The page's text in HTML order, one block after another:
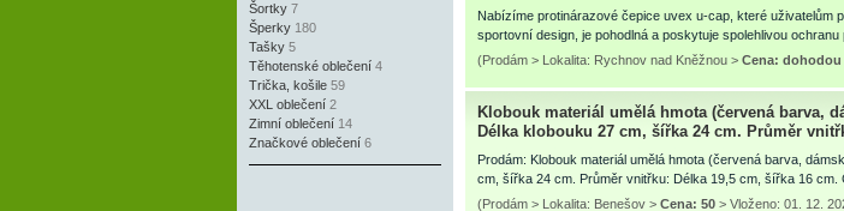
Šortky 7
Šperky 180
Tašky 5
Těhotenské oblečení 4
Trička, košile 59
XXL oblečení 2
Zimní oblečení 14
Značkové oblečení 6
Nabízíme protinárazové čepice uvex u-cap, které
sportovní design, je pohodlná a poskytuje spolehlivou
(Prodám > Lokalita: Rychnov nad Kněžnou > Cena: dohodou
Klobouk materiál umělá hmota (červená barva,
Délka klobouku 27 cm, šířka 24 cm. Průměr
Prodám: Klobouk materiál umělá hmota (červená barva,
cm, šířka 24 cm. Průměr vnitřku: Délka 19,5 cm, šířka 16 cm.
(Prodám > Lokalita: Benešov > Cena: 50 > Vloženo: 01. 12.